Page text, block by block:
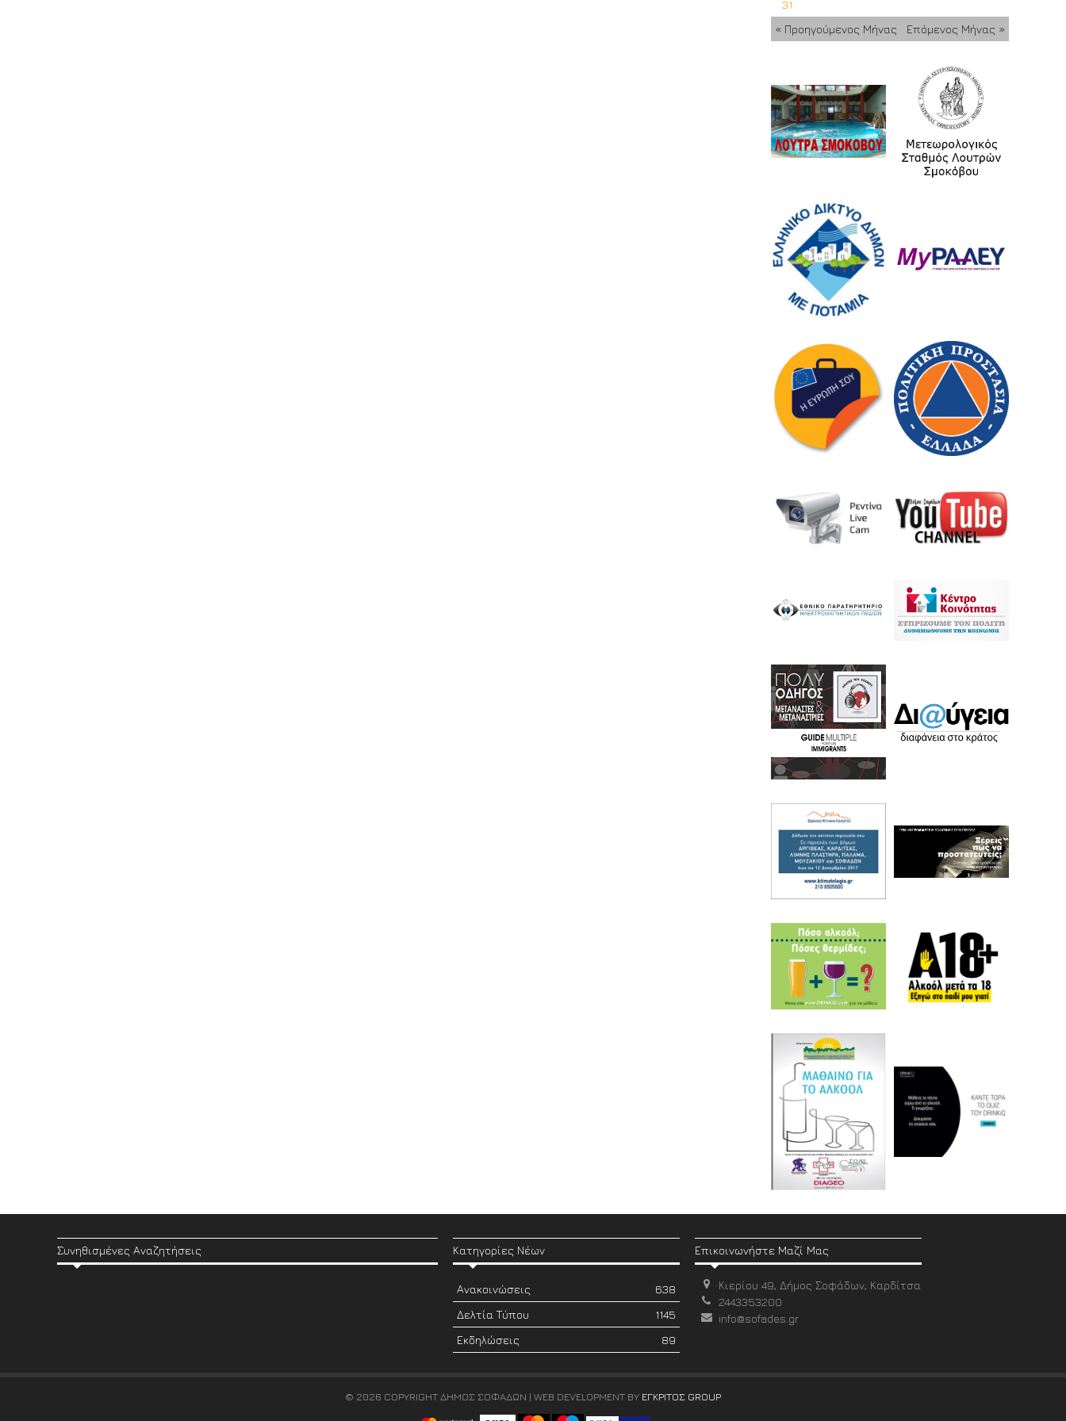
31
« Προηγούμενος Μήνας
Επόμενος Μήνας »
Συνηθισμένες Αναζητήσεις Κατηγορίες Νέων
Ανακοινώσεις
638
Δελτία Τύπου
1145
Εκδηλώσεις
89
Επικοινωνήστε Μαζί Μας
Κιερίου 49, Δήμος Σοφάδων, Καρδίτσα
2443353200
info@sofades.gr
© 2026 COPYRIGHT ΔΗΜΟΣ ΣΟΦΑΔΩΝ | WEB DEVELOPMENT BY ΕΓΚΡΙΤΟΣ GROUP